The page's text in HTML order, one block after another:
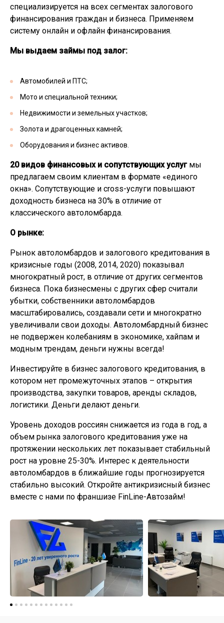
специализируется на всех сегментах залогового
финансирования граждан и бизнеса. Применяем
систему онлайн и офлайн финансирования.
Мы выдаем займы под залог:
Автомобилей и ПТС;
Мото и специальной техники;
Недвижимости и земельных участков;
Золота и драгоценных камней;
Оборудования и бизнес активов.
20 видов финансовых и сопутствующих услугмы
предлагаем своим клиентам в формате «единого
окна». Сопутствующие и cross-услуги повышают
доходность бизнеса на 30% в отличие от
классического автоломбарда.
О рынке:
Рынок автоломбардов и залогового кредитования в
кризисные годы (2008, 2014, 2020) показывал
многократный рост, в отличие от других сегментов
бизнеса. Пока бизнесмены с других сфер считали
убытки, собственники автоломбардов
масштабировались, создавали сети и многократно
увеличивали свои доходы. Автоломбардный бизнес
не подвержен колебаниям в экономике, хайпам и
модным трендам, деньги нужны всегда!
Инвестируйте в бизнес залогового кредитования, в
котором нет промежуточных этапов – открытия
производства, закупки товаров, аренды складов,
логистики. Деньги делают деньги.
Уровень доходов россиян снижается из года в год, а
объем рынка залогового кредитования уже на
протяжении нескольких лет показывает стабильный
рост на уровне 25-30%. Интерес к деятельности
автоломбардов в ближайшие годы прогнозируется
стабильно высокий. Откройте антикризисный бизнес
вместе с нами по франшизе FinLine-Автозайм!